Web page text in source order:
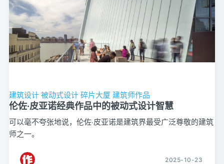
建筑设计 被动式设计 碎片大厦 建筑师作品
伦佐·皮亚诺经典作品中的被动式设计智慧
可以毫不夸张地说，伦佐·皮亚诺是建筑界最受广泛尊敬的建筑
师之一。
2025-10-23